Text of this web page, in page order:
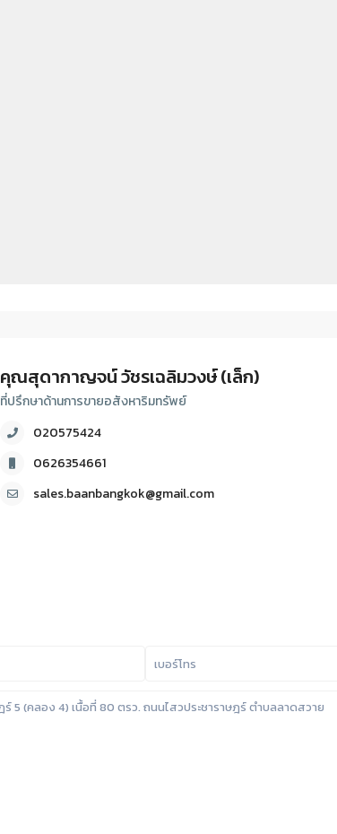
คุณสุดากาญจน์ วัชรเฉลิมวงษ์ (เล็ก)
ที่ปรึกษาด้านการขายอสังหาริมทรัพย์
020575424
0626354661
sales.baanbangkok@gmail.com